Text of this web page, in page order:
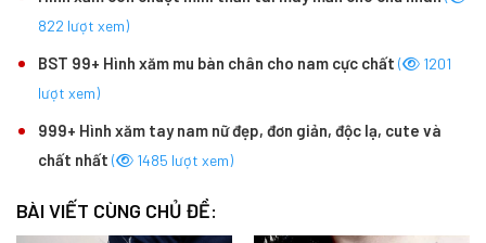
822 lượt xem)
BST 99+ Hình xăm mu bàn chân cho nam cực chất (
1201
lượt xem)
999+ Hình xăm tay nam nữ đẹp, đơn giản, độc lạ, cute và
chất nhất ( 1485 lượt xem)
BÀI VIẾT CÙNG CHỦ ĐỀ: